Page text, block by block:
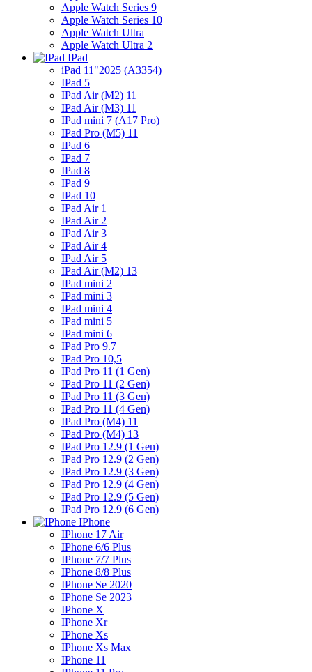
Apple Watch Series 9
Apple Watch Series 10
Apple Watch Ultra
Apple Watch Ultra 2
IPad
iPad 11"2025 (A3354)
IPad 5
IPad Air (M2) 11
IPad Air (M3) 11
IPad mini 7 (A17 Pro)
IPad Pro (M5) 11
IPad 6
IPad 7
IPad 8
IPad 9
IPad 10
IPad Air 1
IPad Air 2
IPad Air 3
IPad Air 4
IPad Air 5
IPad Air (M2) 13
IPad mini 2
IPad mini 3
IPad mini 4
IPad mini 5
IPad mini 6
IPad Pro 9.7
IPad Pro 10,5
IPad Pro 11 (1 Gen)
IPad Pro 11 (2 Gen)
IPad Pro 11 (3 Gen)
IPad Pro 11 (4 Gen)
IPad Pro (M4) 11
IPad Pro (M4) 13
IPad Pro 12.9 (1 Gen)
IPad Pro 12.9 (2 Gen)
IPad Pro 12.9 (3 Gen)
IPad Pro 12.9 (4 Gen)
IPad Pro 12.9 (5 Gen)
IPad Pro 12.9 (6 Gen)
IPhone
IPhone 17 Air
IPhone 6/6 Plus
IPhone 7/7 Plus
IPhone 8/8 Plus
IPhone Se 2020
IPhone Se 2023
IPhone X
IPhone Xr
IPhone Xs
IPhone Xs Max
IPhone 11